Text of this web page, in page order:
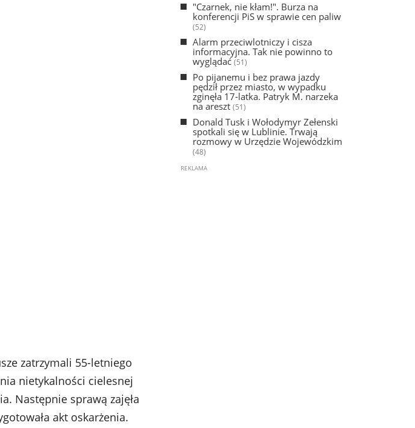
zatrzymali 55-letniego
nietykalności cielesnej
Następnie sprawą zajęła
akt oskarżenia.
"Czarnek, nie kłam!". Burza na
konferencji PiS w sprawie cen paliw
(52)
Alarm przeciwlotniczy i cisza
informacyjna. Tak nie powinno to
wyglądać(51)
Po pijanemu i bez prawa jazdy
pędził przez miasto, w wypadku
zginęła 17-latka. Patryk M. narzeka
na areszt (51)
Donald Tusk i Wołodymyr Zełenski
spotkali się w Lublinie. Trwają
rozmowy w Urzędzie Wojewódzkim
(48)